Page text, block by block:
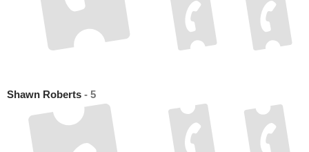
Shawn Roberts - 5